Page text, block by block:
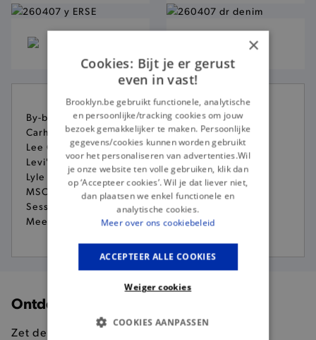
By-bar
Carhartt WIP
Lee Cooper
Levi's
Lyle and Scott
MSCH Copenhagen
Sessun
Meer merken
Ontdek onze collectie
Zet de bloemetjes buiten in de mooiste looks.
×
Cookies: Bijt je er gerust
even in vast!
Brooklyn.be gebruikt functionele, analytische
en persoonlijke/tracking cookies om jouw
bezoek gemakkelijker te maken. Persoonlijke
gegevens/cookies kunnen worden gebruikt
voor het personaliseren van advertenties.Wil
je onze website ten volle gebruiken, klik dan
op ‘Accepteer cookies’. Wil je dat liever niet,
dan plaatsen we enkel functionele en
analytische cookies.
Meer over ons cookiebeleid
ACCEPTEER ALLE COOKIES
Weiger cookies
COOKIES AANPASSEN